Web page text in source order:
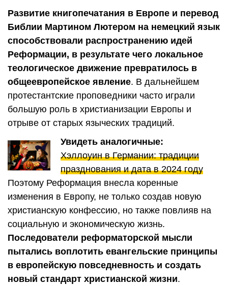
Развитие книгопечатания в Европе и перевод
Библии Мартином Лютером на немецкий язык
способствовали распространению идей
Реформации, в результате чего локальное
теологическое движение превратилось в
общеевропейское явление. В дальнейшем
протестантские проповедники часто играли
большую роль в христианизации Европы и
отрыве от старых языческих традиций.
Увидеть аналогичные:
Хэллоуин в Германии: традиции
празднования и дата в 2024 году
Поэтому Реформация внесла коренные
изменения в Европу, не только создав новую
христианскую конфессию, но также повлияв на
социальную и экономическую жизнь.
Последователи реформаторской мысли
пытались воплотить евангельские принципы
в европейскую повседневность и создать
новый стандарт христианской жизни.